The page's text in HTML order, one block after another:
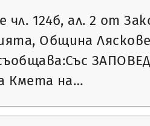
чл. 124б, ал. 2 от
Община
Кмета на…